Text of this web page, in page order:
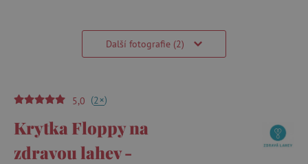
Další fotografie (2)
5,0 (2+)
Krytka Floppy na
zdravou lahev -